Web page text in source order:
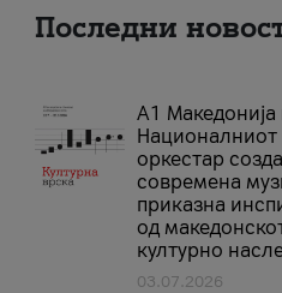
Последни
А1 Македонија
Националниот
оркестар
современа
приказна
од
културно
03.07.2026